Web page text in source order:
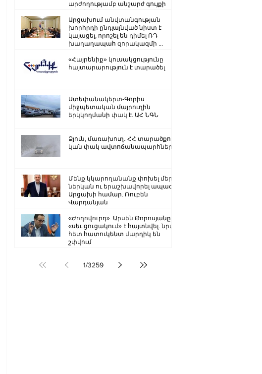
արժողությամբ անշարժ գույքի
Արցախում անվտանգության
խորհրդի ընդլայնված նիստ է
կայացել, որոշել են դիմել ՌԴ
խաղաղապահ զորակազմի ...
«Հայրենիք» կուսակցությունը
հայտարարություն է տարածել
Ստեփանակերտ-Գորիս
միջպետական մայրուղին
երկկողմանի փակ է. ԱՀ ՆԳՆ
Ձյուն, մառախուղ․ ՀՀ տարածքում
կան փակ ավտոճանապարհներ
Մենք կկարողանանք փոխել մեր
ներկան ու երաշխավորել ապագա
Արցախի համար. Ռուբեն
Վարդանյան
«Ժողովուրդ». Արսեն Թորոսյանը
«սեւ ցուցակում» է հայտնվել. նրա
հետ հատուկենտ մարդիկ են
շփվում
1/3259